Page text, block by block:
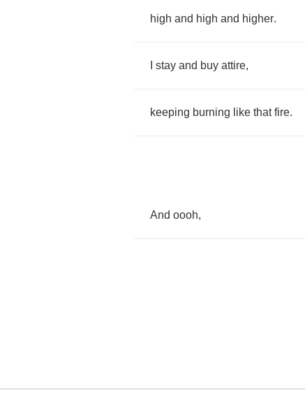
high and high and higher.
stay and buy attire,
keeping burning like that fire.
And oooh,